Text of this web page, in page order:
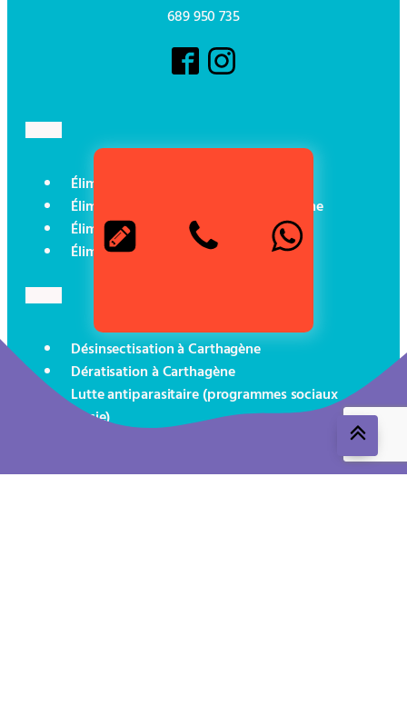
689 950 735
Éliminer les cafards à Carthagène
Éliminer les punaises de lit à Carthagène
Éliminer les fourmis à Carthagène
Éliminer les rats à Carthagène
Désinsectisation à Carthagène
Dératisation à Carthagène
Lutte antiparasitaire (programmes sociaux
Murcie)